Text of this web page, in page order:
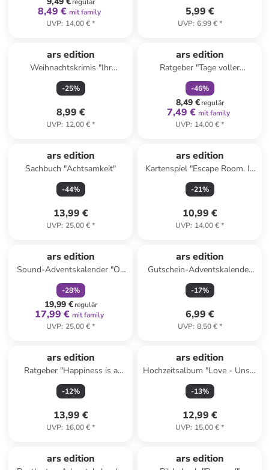
8,49 € mit family
UVP: 14,00 €*
5,99 €
UVP: 6,99 €*
ars edition
Weihnachtskrimis "Ihr
Mörderlein kommet"
-25%
8,99 €
UVP: 12,00 €*
ars edition
Ratgeber "Tage voller
Yogaglück"
-46%
8,49 €regulär
7,49 € mit family
UVP: 14,00 €*
ars edition
Sachbuch "Achtsamkeit"
-44%
13,99 €
UVP: 25,00 €*
ars edition
Kartenspiel "Escape Room. In
der Hand des Entführers" - ab
12 Jahren
-21%
10,99 €
UVP: 14,00 €*
ars edition
Sound-Adventskalender "Oh
du klingende Weihnachtszeit"
-28%
19,99 €regulär
17,99 € mit family
UVP: 25,00 €*
ars edition
Gutschein-Adventskalender
"Frohe Weihnachten!"
-17%
6,99 €
UVP: 8,50 €*
ars edition
Ratgeber "Happiness is a
Choice"
-12%
13,99 €
UVP: 16,00 €*
ars edition
Hochzeitsalbum "Love - Unser
Hochzeitsalbum"
-13%
12,99 €
UVP: 15,00 €*
ars edition ars edition